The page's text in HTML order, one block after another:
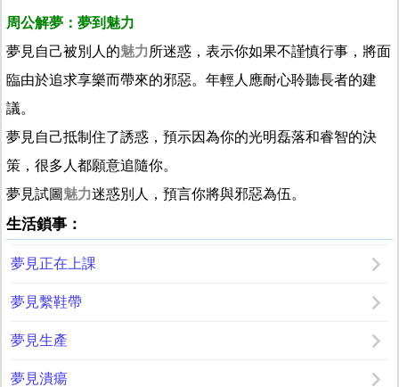
周公解夢：夢到魅力
夢見自己被別人的魅力所迷惑，表示你如果不謹慎行事，將面
臨由於追求享樂而帶來的邪惡。年輕人應耐心聆聽長者的建
議。
夢見自己抵制住了誘惑，預示因為你的光明磊落和睿智的決
策，很多人都願意追隨你。
夢見試圖 魅力迷惑別人，預言你將與邪惡為伍。
生活鎖事：
夢見正在上課
夢見繫鞋帶
夢見生產
夢見潰瘍